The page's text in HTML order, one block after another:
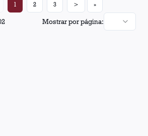
Mostrar por página:
1 2 3 > »